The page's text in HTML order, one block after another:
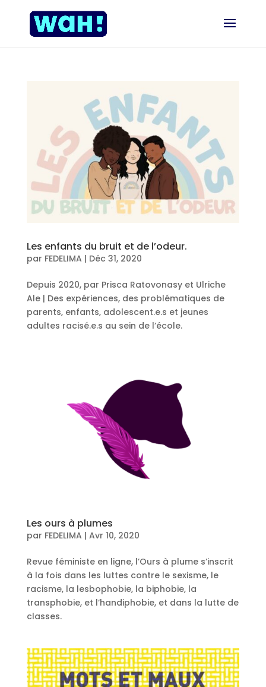
Les enfants du bruit et de l’odeur.
par FEDELIMA | Déc 31, 2020
Depuis 2020, par Prisca Ratovonasy et Ulriche
Ale | Des expériences, des problématiques de
parents, enfants, adolescent.e.s et jeunes
adultes racisé.e.s au sein de l’école.
Les ours à plumes
par FEDELIMA | Avr 10, 2020
Revue féministe en ligne, l’Ours à plume s’inscrit
à la fois dans les luttes contre le sexisme, le
racisme, la lesbophobie, la biphobie, la
transphobie, et l’handiphobie, et dans la lutte de
classes.